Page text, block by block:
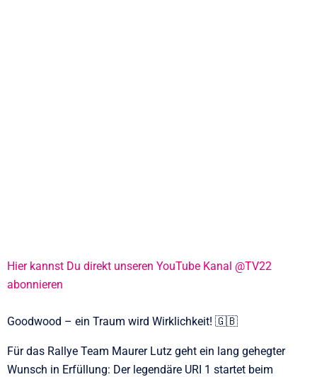
Hier kannst Du direkt unseren YouTube Kanal @TV22
abonnieren
Goodwood – ein Traum wird Wirklichkeit! 🇬🇧
Für das Rallye Team Maurer Lutz geht ein lang gehegter
Wunsch in Erfüllung: Der legendäre URI 1 startet beim